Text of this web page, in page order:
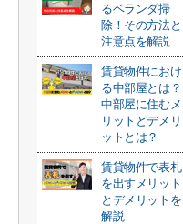
るベランダ掃
除！その方法と
注意点を解説
賃貸物件におけ
る中部屋とは？
中部屋に住むメ
リットとデメリ
ットとは？
賃貸物件で表札
を出すメリット
とデメリットを
解説